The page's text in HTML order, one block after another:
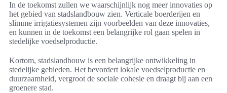
In de toekomst zullen we waarschijnlijk nog meer innovaties op
het gebied van stadslandbouw zien. Verticale boerderijen en
slimme irrigatiesystemen zijn voorbeelden van deze innovaties,
en kunnen in de toekomst een belangrijke rol gaan spelen in
stedelijke voedselproductie.
Kortom, stadslandbouw is een belangrijke ontwikkeling in
stedelijke gebieden. Het bevordert lokale voedselproductie en
duurzaamheid, vergroot de sociale cohesie en draagt bij aan een
groenere stad.